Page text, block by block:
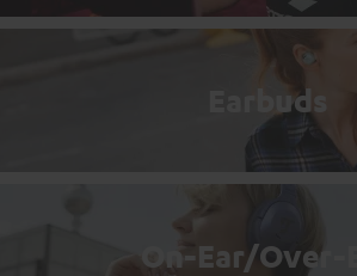
Earbuds
On-Ear/Over-